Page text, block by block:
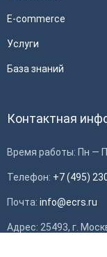
E-commerce
Услуги
База знаний
Контактная
Время работы: Пн —
Телефон: +7 (495)
Почта: info@ecrs.ru
Адрес: 25493, г.